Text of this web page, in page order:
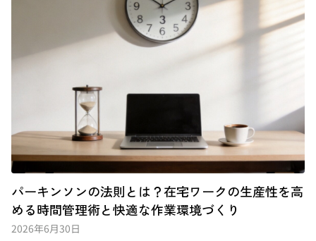
パーキンソンの法則とは？在宅ワークの生産性を高
める時間管理術と快適な作業環境づくり
2026年6月30日